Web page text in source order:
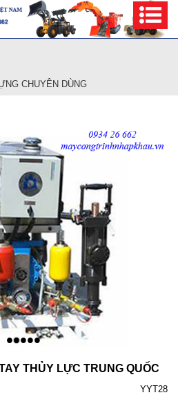
CHUYÊN DÙNG
•••••
THỦY LỰC TRUNG QUỐC
YYT28